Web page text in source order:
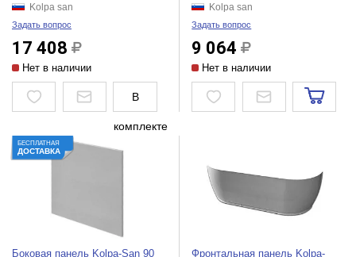
Kolpa san
Задать вопрос
17 408
Нет в наличии
В
комплекте
Kolpa san
Задать вопрос
9 064
Нет в наличии
БЕСПЛАТНАЯ
ДОСТАВКА
Боковая панель Kolpa-San 90
Фронтальная панель Kolpa-